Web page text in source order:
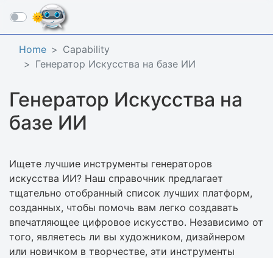
☰
Home
Capability
Генератор Искусства на базе ИИ
Генератор Искусства на
базе ИИ
Ищете лучшие инструменты генераторов
искусства ИИ? Наш справочник предлагает
тщательно отобранный список лучших платформ,
созданных, чтобы помочь вам легко создавать
впечатляющее цифровое искусство. Независимо от
того, являетесь ли вы художником, дизайнером
или новичком в творчестве, эти инструменты